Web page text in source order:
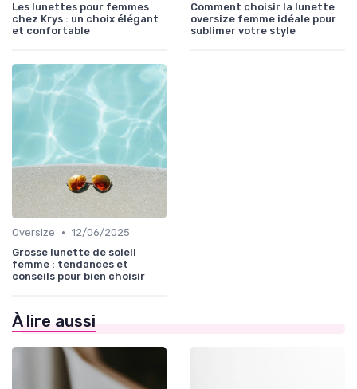
Les lunettes pour femmes
chez Krys : un choix élégant
et confortable
Comment choisir la lunette
oversize femme idéale pour
sublimer votre style
Oversize • 12/06/2025
Grosse lunette de soleil
femme : tendances et
conseils pour bien choisir
À lire aussi